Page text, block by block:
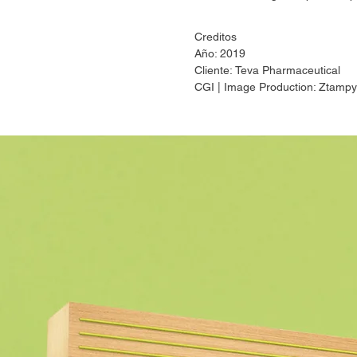
Creditos
Año: 2019
Cliente: Teva Pharmaceutical
CGI | Image Production: